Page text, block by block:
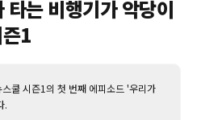
는 비행기가 악당이
1
쿨 시즌1의 첫 번째 에피소드 '우리가
.